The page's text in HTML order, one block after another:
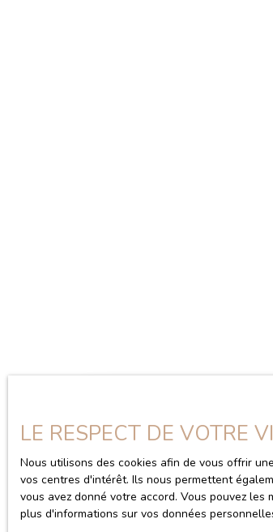
Vente
Type d'offre Type
LE RESPECT DE VOTRE
Nous utilisons des cookies afin de vous offrir
vos centres d'intérêt. Ils nous permettent
vous avez donné votre accord. Vous pouvez
plus d'informations sur vos données